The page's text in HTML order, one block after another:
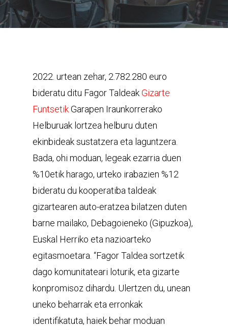
2022. urtean zehar, 2.782.280 euro
bideratu ditu Fagor TaldeakGizarte
FuntsetikGarapen Iraunkorrerako
Helburuak lortzea helburu duten
ekinbideak sustatzera eta laguntzera.
Bada, ohi moduan, legeak ezarria duen
%10etik harago, urteko irabazien %12
bideratu du kooperatiba taldeak
gizartearen auto-eratzea bilatzen duten
barne mailako, Debagoieneko (Gipuzkoa),
Euskal Herriko eta nazioarteko
egitasmoetara. “Fagor Taldea sortzetik
dago komunitateari loturik, eta gizarte
konpromisoz dihardu. Ulertzen du, unean
uneko beharrak eta erronkak
identifikatuta, haiek behar moduan